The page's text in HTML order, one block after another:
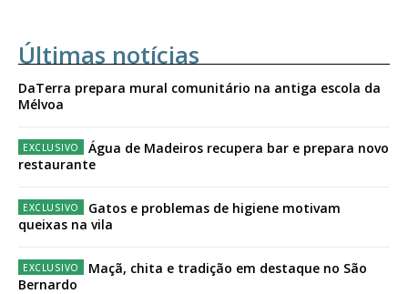
Últimas notícias
DaTerra prepara mural comunitário na antiga escola da
Mélvoa
Água de Madeiros recupera bar e prepara novo
restaurante
Gatos e problemas de higiene motivam
queixas na vila
Maçã, chita e tradição em destaque no São
Bernardo